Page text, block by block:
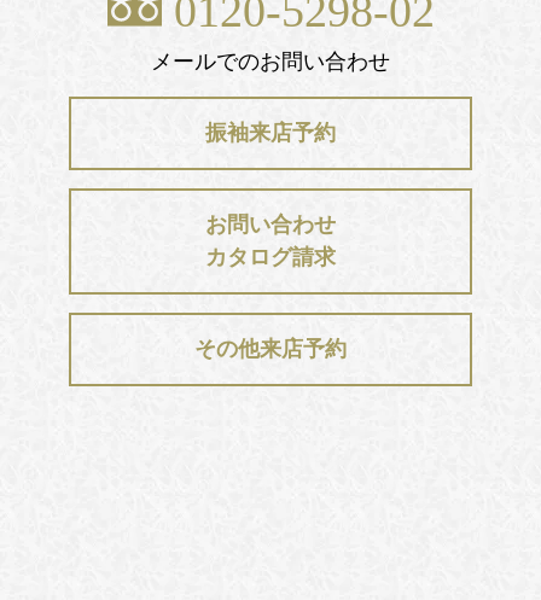
0120-5298-02
メールでのお問い合わせ
振袖来店予約
お問い合わせ
カタログ請求
その他来店予約